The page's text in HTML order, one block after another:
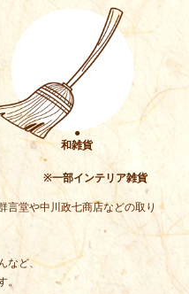
●
和雑貨
※一部インテリア雑貨
言堂や中川政七商店などの取り
など、